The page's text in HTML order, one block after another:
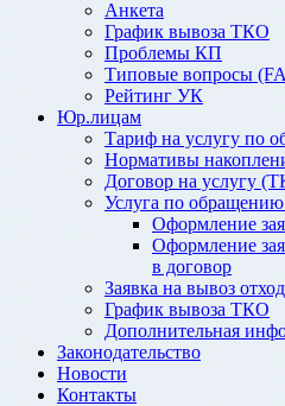
Анкета
График вывоза ТКО
Проблемы КП
Типовые вопросы
Рейтинг УК
Юр.лицам
Тариф на услугу по
Нормативы
Договор на услугу
Услуга по
Оформление
Оформление
в договор
Заявка на вывоз
График вывоза ТКО
Дополнительная
Законодательство
Новости
Контакты